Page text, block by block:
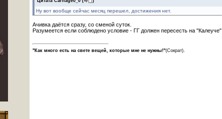
Ну вот вообще сейчас месяц перешел, достижения нет.
Ачивка даётся сразу, со сменой суток.
Разумеется если соблюдено условие - ГГ должен пересесть на "Калеуче".
"Как много есть на свете вещей, которые мне не нужны!"(Сократ).